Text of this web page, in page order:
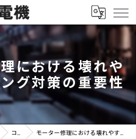
における壊れや
グ対策の重要性
コラム モーター修理における壊れやすいベアリング対策の重要性